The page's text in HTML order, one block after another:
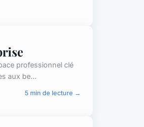
professionnel clé
aux be...
5 min de lecture →